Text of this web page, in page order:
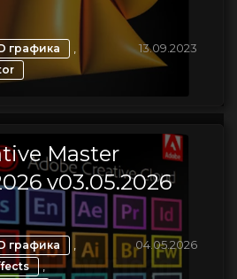
графика , 13.09.2023
Master
v03.05.2026
графика ,
,
04.05.2026